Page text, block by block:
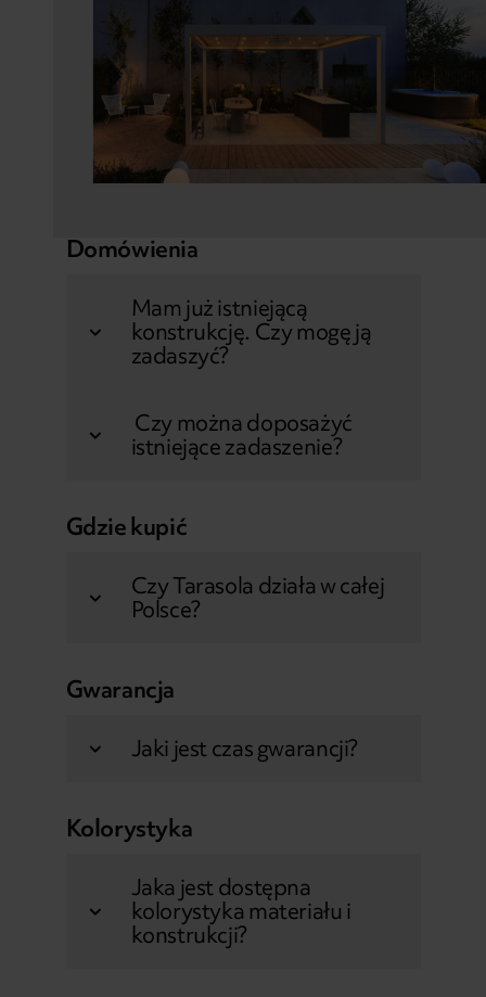
Domówienia
Mam już istniejącą
konstrukcję. Czy mogę ją
zadaszyć?
Czy można doposażyć
istniejące zadaszenie?
Gdzie kupić
Czy Tarasola działa w całej
Polsce?
Gwarancja
Jaki jest czas gwarancji?
Kolorystyka
Jaka jest dostępna
kolorystyka materiału i
konstrukcji?